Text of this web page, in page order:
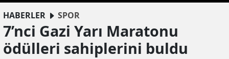
HABERLER
SPOR
7’nci Gazi Yarı Maratonu
ödülleri sahiplerini buldu